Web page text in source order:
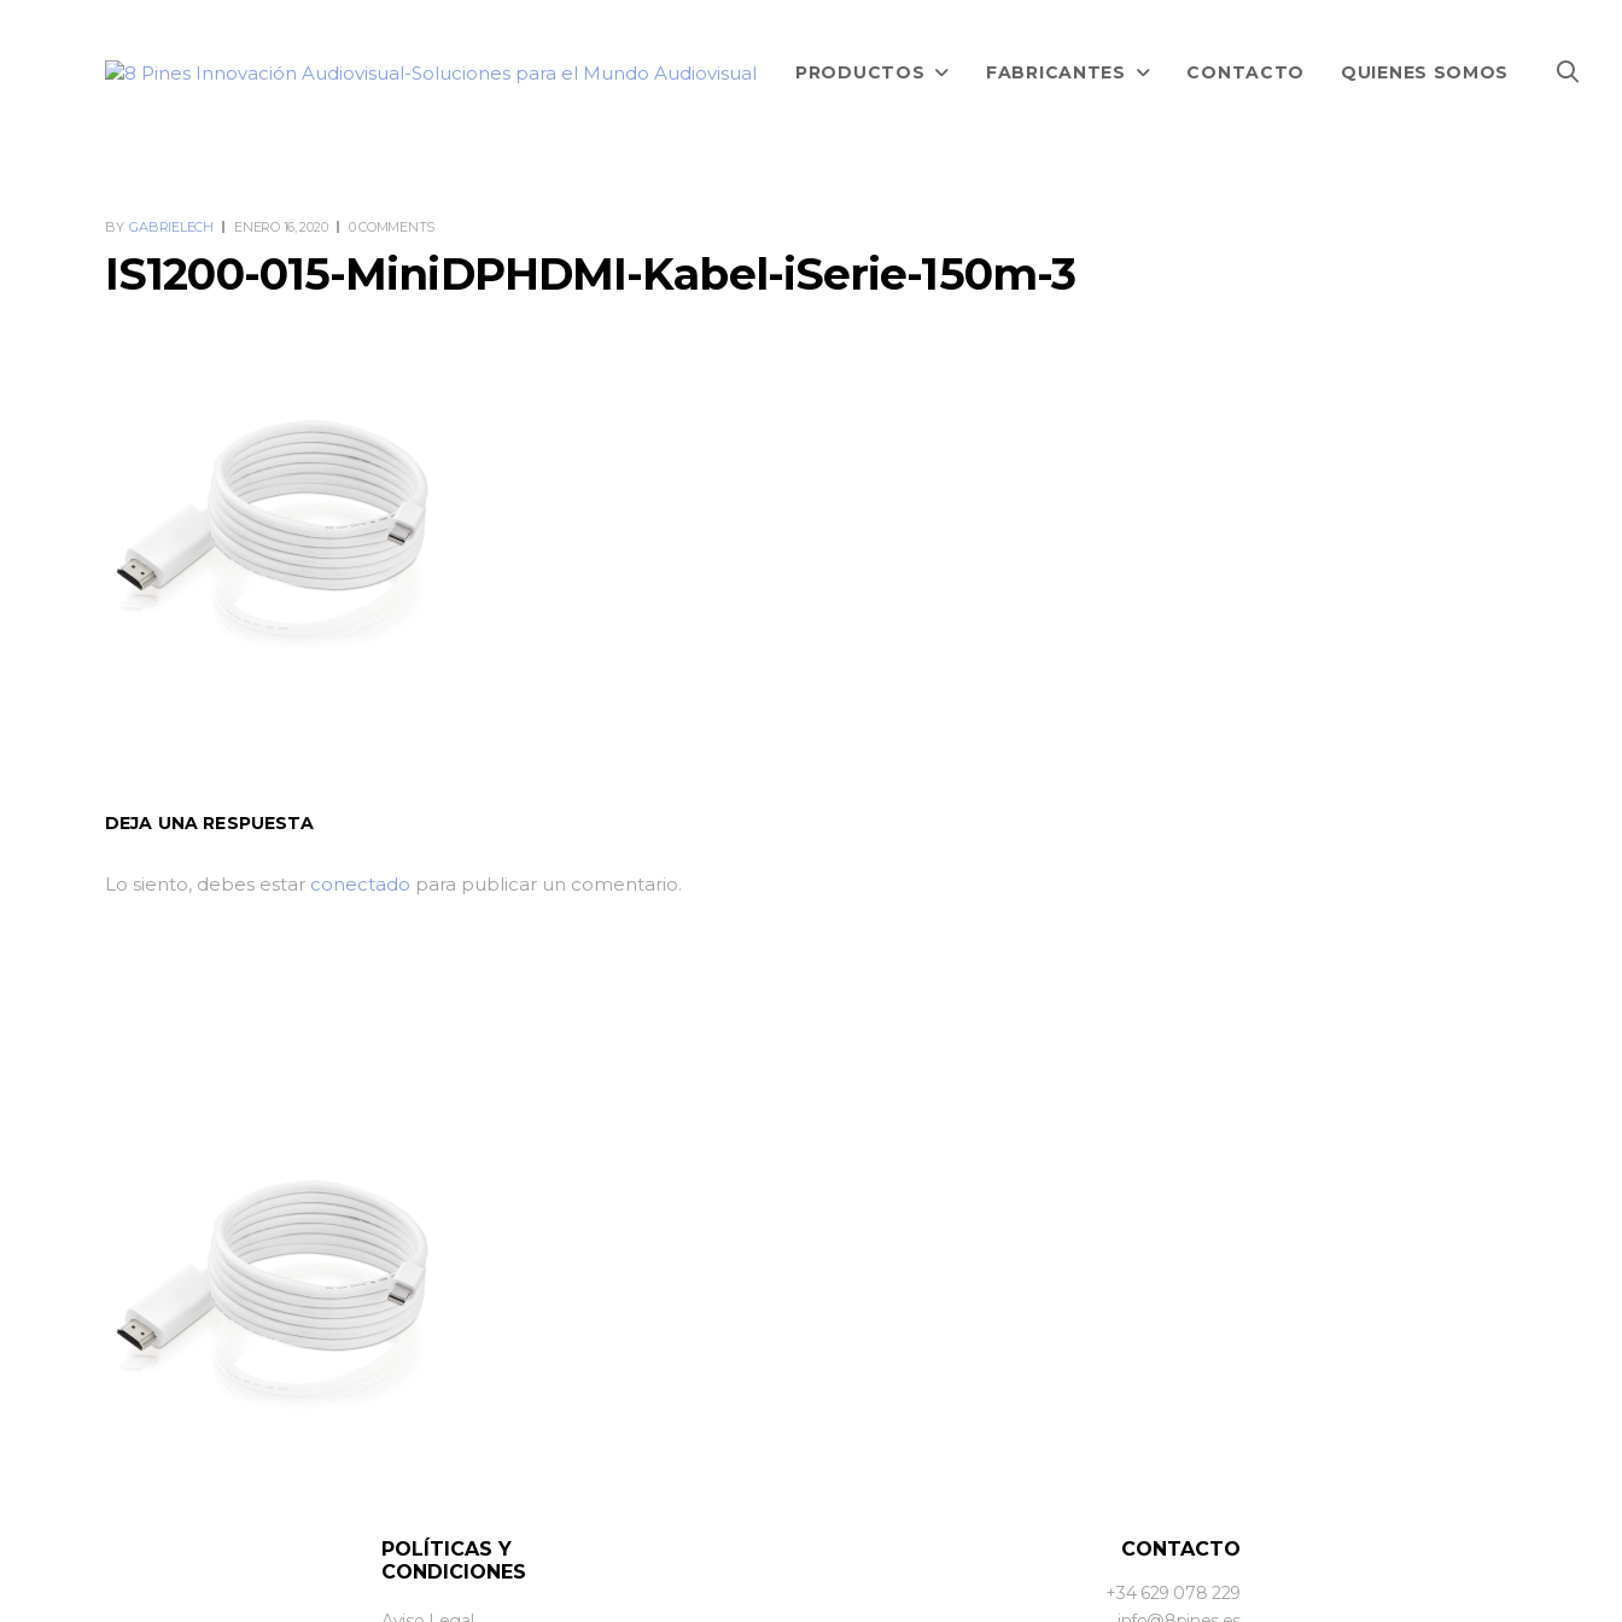
PRODUCTOS FABRICANTES CONTACTO QUIENES SOMOS
BY GABRIELECH ENERO 16, 2020 0 COMMENTS
IS1200-015-MiniDPHDMI-Kabel-iSerie-150m-3
DEJA UNA RESPUESTA
Lo siento, debes estar conectado para publicar un comentario.
POLÍTICAS Y
CONDICIONES
CONTACTO
+34 629 078 229